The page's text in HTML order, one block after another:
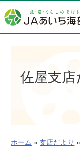
容
を
佐屋支店
ホーム » 支店だより »